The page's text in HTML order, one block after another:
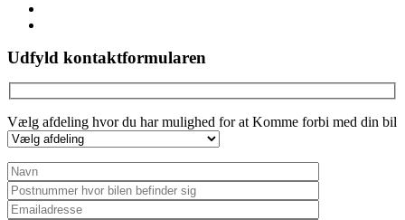
Udfyld kontaktformularen
Vælg afdeling hvor du har mulighed for at Komme forbi med din bil